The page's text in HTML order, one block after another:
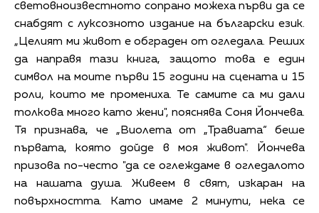
световноизвестното сопрано можеха първи да се
снабдят с луксозното издание на български език.
„Целият ми живот е обграден от огледала. Реших
да направя тази книга, защото това е един
символ на моите първи 15 години на сцената и 15
роли, които ме промениха. Те самите са ми дали
толкова много като жени", пояснява Соня Йончева.
Тя признава, че „Виолета от „Травиата“ беше
първата, която дойде в моя живот". Йончева
призова по-често "да се оглеждаме в огледалото
на нашата душа. Живеем в свят, изкаран на
повърхността. Като имаме 2 минути, нека се